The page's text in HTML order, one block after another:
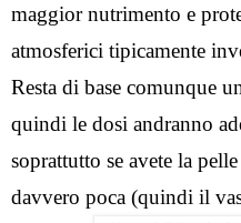
maggior nutrimento e
atmosferici tipicamente
Resta di base comunque
quindi le dosi andranno
soprattutto se avete la
davvero poca (quindi il